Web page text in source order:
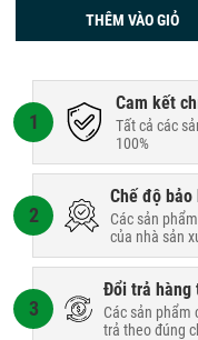
THÊM VÀO GIỎ
1
Cam kết
Tất cả các
100%
2
Chế độ bảo
Các sản
của nhà sản
3
Đổi trả hàng
Các sản phẩm
trả theo đúng